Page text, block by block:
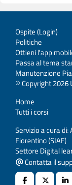
Ospite (Login)
Politiche
Ottieni l'app
Passa al tema
Manutenzione
© Copyright 2026
Home
Tutti i corsi
Servizio a cura
Fiorentino (SIAF)
Settore Digital
Contatta il